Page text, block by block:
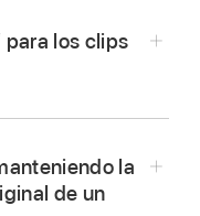
Cut Pro,
completo o un
para los clips
la
de un